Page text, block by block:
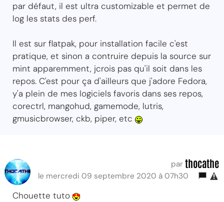
par défaut, il est ultra customizable et permet de
log les stats des perf.
Il est sur flatpak, pour installation facile c'est
pratique, et sinon a contruire depuis la source sur
mint apparemment, jcrois pas qu'il soit dans les
repos. C'est pour ça d'ailleurs que j'adore Fedora,
y'a plein de mes logiciels favoris dans ses repos,
corectrl, mangohud, gamemode, lutris,
gmusicbrowser, ckb, piper, etc
par thocathe
le mercredi 09 septembre 2020 à 07h30
Chouette tuto